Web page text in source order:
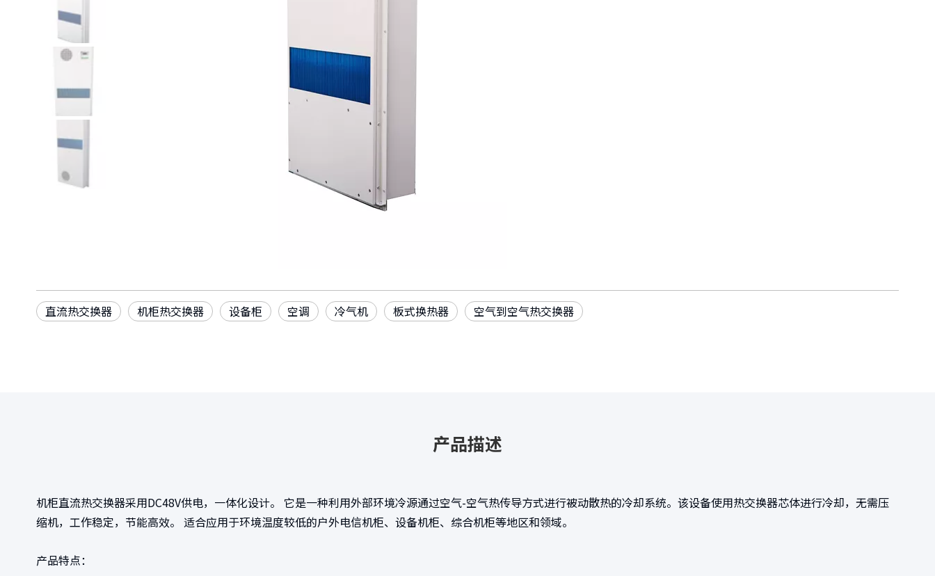
直流热交换器 机柜热交换器 设备柜 空调 冷气机 板式换热器 空气到空气热交换器
产品描述
机柜直流热交换器采用DC48V供电，一体化设计。 它是一种利用外部环境冷源通过空气-空气热传导方式进行被动散热的冷却系统。该设备使用热交换器芯体进行冷却，无需压
缩机，工作稳定，节能高效。 适合应用于环境温度较低的户外电信机柜、设备机柜、综合机柜等地区和领域。
产品特点：